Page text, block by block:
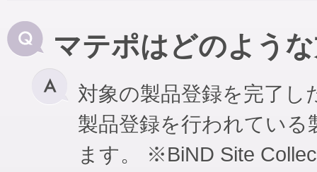
マテポはどのよう
対象の製品登録を完了
製品登録を行われてい
ます。 ※BiND Site